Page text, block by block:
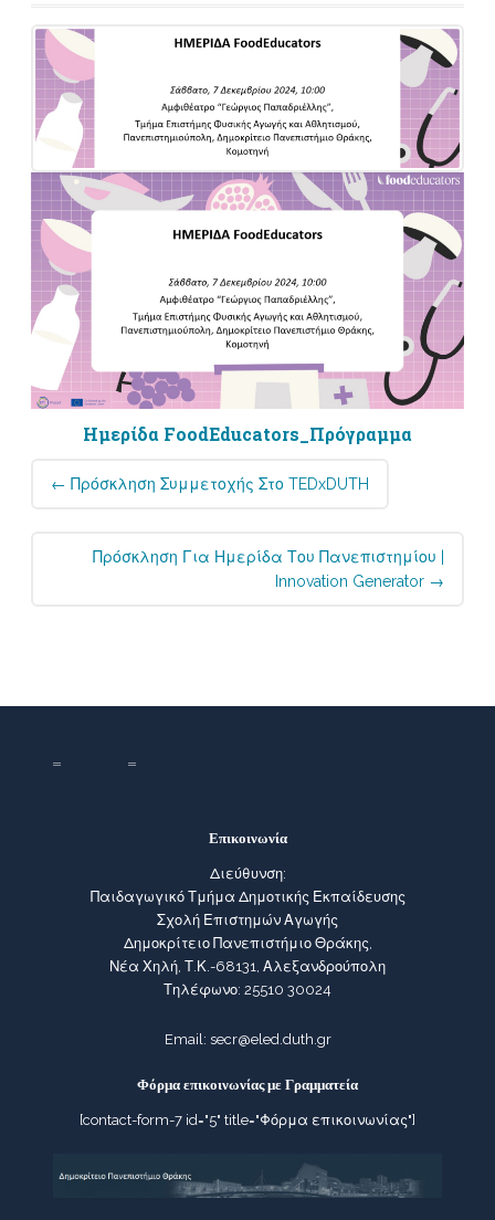
Ημερίδα FoodEducators_Πρόγραμμα
Post
navigation
← Πρόσκληση Συμμετοχής Στο TEDxDUTH
Πρόσκληση Για Ημερίδα Του Πανεπιστημίου |
Innovation Generator →
Επικοινωνία
Διεύθυνση:
Παιδαγωγικό Τμήμα Δημοτικής Εκπαίδευσης
Σχολή Επιστημών Αγωγής
Δημοκρίτειο Πανεπιστήμιο Θράκης,
Νέα Χηλή, Τ.Κ.-68131, Αλεξανδρούπολη
Τηλέφωνο: 25510 30024
Email: secr@eled.duth.gr
Φόρμα επικοινωνίας με Γραμματεία
[contact-form-7 id="5" title="Φόρμα επικοινωνίας"]